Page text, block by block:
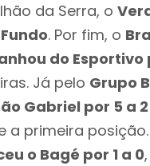
da Serra, o
. Por fim, o
do Esportivo
Já pelo Grupo B
Gabriel por 5 a 2
a primeira
o Bagé por 1 a 0